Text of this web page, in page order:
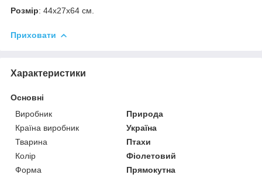
Розмір: 44х27х64 см.
Приховати
Характеристики
Основні
Виробник
Природа
Країна виробник
Україна
Тварина
Птахи
Колір
Фіолетовий
Форма
Прямокутна